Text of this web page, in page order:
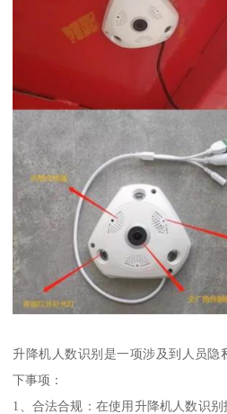
升降机人数识别是一项涉及到人员隐
下事项：
1、合法合规：在使用升降机人数识